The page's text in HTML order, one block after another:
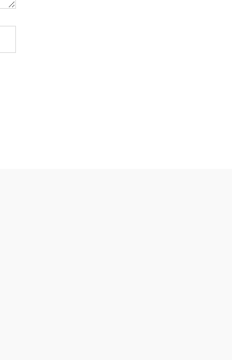
web: